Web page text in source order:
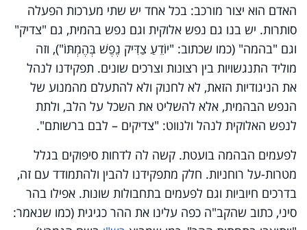
האדם הוא יצור מורכב: בכל אחד יש שתי מערכות הפעלה
סותרות. יש בנו גם נפש אלוקית וגם נפש בהמית, גם "צדיק"
וגם "בהמה" (כמו שכתוב: "יוֹדֵעַ צַדִּיק נֶפֶשׁ בְּהֶמְתּוֹ"), וזה
מוליד התנגשויות בין רצונות וצרכים שונים. תפקידנו לנהל
את הניגודיות הזאת, לא לחנוק ולא להתעלם מהמנוע של
הנפש הבהמית, אלא להשליט את השכל על הלב, ולתת
לנפש האלוקית לנהל ולנווט: "צדיקים – לבם ברשותם".
לפעמים הבהמה בועטת. קשה לה לדחות סיפוקים בגלל
מטרות-על רוחניות. חלק מתפקידנו להבין ולהתמודד עם זה,
בדרכים חיוביות וגם לפעמים בתחבולות שונות. אפילו בהר
סיני, כתוב שהקב"ה כפה עלינו את ההר כגיגית (כמו שנאמר: